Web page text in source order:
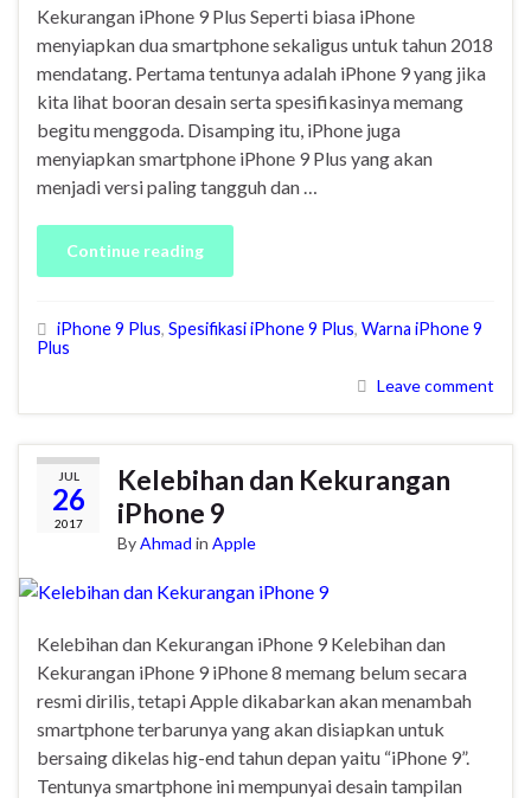
Kekurangan iPhone 9 Plus Seperti biasa iPhone
menyiapkan dua smartphone sekaligus untuk tahun 2018
mendatang. Pertama tentunya adalah iPhone 9 yang jika
kita lihat booran desain serta spesifikasinya memang
begitu menggoda. Disamping itu, iPhone juga
menyiapkan smartphone iPhone 9 Plus yang akan
menjadi versi paling tangguh dan …
Continue reading
iPhone 9 Plus, Spesifikasi iPhone 9 Plus, Warna iPhone 9
Plus
Leave comment
JUL
26
2017
Kelebihan dan Kekurangan
iPhone 9
ByAhmad in Apple
Kelebihan dan Kekurangan iPhone 9 Kelebihan dan
Kekurangan iPhone 9 iPhone 8 memang belum secara
resmi dirilis, tetapi Apple dikabarkan akan menambah
smartphone terbarunya yang akan disiapkan untuk
bersaing dikelas hig-end tahun depan yaitu “iPhone 9”.
Tentunya smartphone ini mempunyai desain tampilan